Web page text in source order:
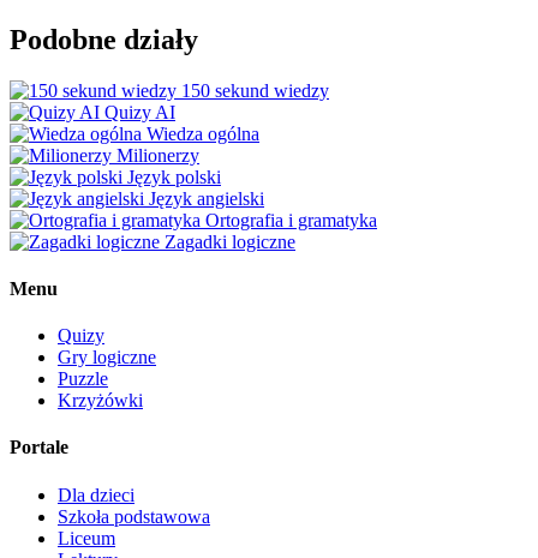
Podobne działy
150 sekund wiedzy
Quizy AI
Wiedza ogólna
Milionerzy
Język polski
Język angielski
Ortografia i gramatyka
Zagadki logiczne
Menu
Quizy
Gry logiczne
Puzzle
Krzyżówki
Portale
Dla dzieci
Szkoła podstawowa
Liceum